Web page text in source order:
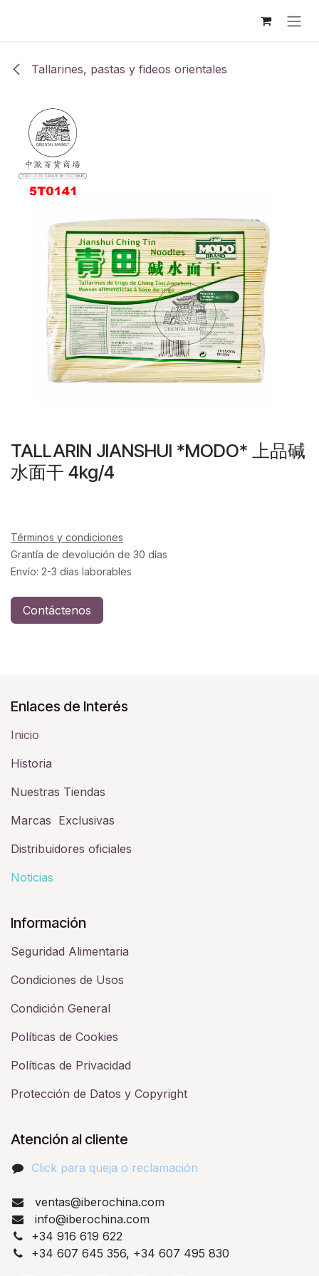
Tallarines, pastas y fideos orientales
TALLARIN JIANSHUI *MODO* 上品碱
水面干 4kg/4
Términos y condiciones
Grantía de devolución de 30 días
Envío: 2-3 días laborables
Contáctenos
Enlaces de Interés
Inicio
Historia​
Nuestras Tiendas
Marcas Exclusivas
Distribuidores oficiales
Noticias
Información
Seguridad Alimentaria
Condiciones de Usos
Condición General
Políticas de Cookies
Políticas de Privacidad
Protección de Datos y Copyright
Atención al cliente
Click para queja o reclamación​
ventas@iberochina.com
info@iberochina.com
+34 916 619 622
+34 607 645 356, +34 607 495 830